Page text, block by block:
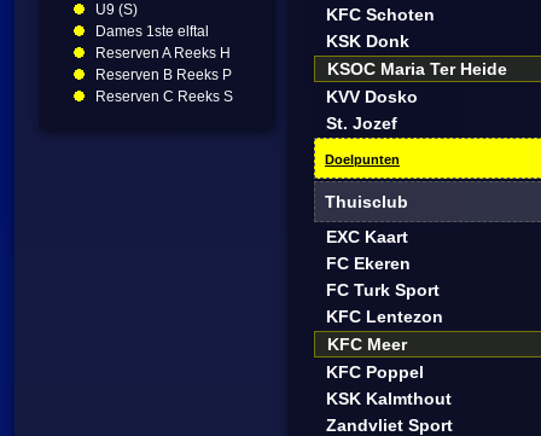
U9 (S)
Dames 1ste elftal
Reserven A Reeks H
Reserven B Reeks P
Reserven C Reeks S
KFC Schoten
KSK Donk
KSOC Maria Ter Heide
KVV Dosko
St. Jozef
Doelpunten
Thuisclub
EXC Kaart
FC Ekeren
FC Turk Sport
KFC Lentezon
KFC Meer
KFC Poppel
KSK Kalmthout
Zandvliet Sport